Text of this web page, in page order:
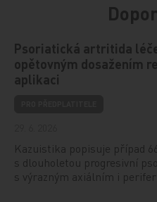
Psoriatická artritida
opětovným dosažením
aplikaci
Kazuistika popisuje případ
s dlouholetou progresivní
s výrazným axiálním i